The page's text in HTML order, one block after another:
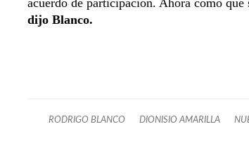
dijo Blanco.
RODRIGO BLANCO DIONISIO AMARILLA